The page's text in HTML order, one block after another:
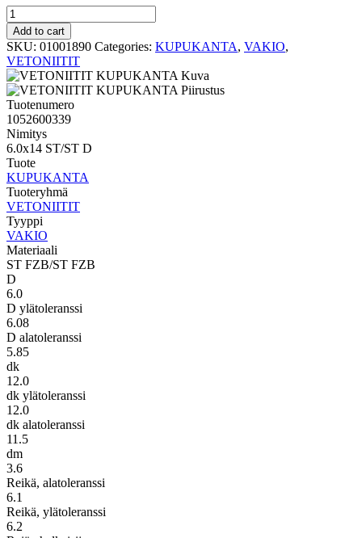
VAKIO
KUPUKANTA
6.0x14
ST/ST
D
quantity
Add to cart
SKU: 01001890 Categories: KUPUKANTA, VAKIO,
VETONIITIT
Tuotenumero
1052600339
Nimitys
6.0x14 ST/ST D
Tuote
KUPUKANTA
Tuoteryhmä
VETONIITIT
Tyyppi
VAKIO
Materiaali
ST FZB/ST FZB
D
6.0
D ylätoleranssi
6.08
D alatoleranssi
5.85
dk
12.0
dk ylätoleranssi
12.0
dk alatoleranssi
11.5
dm
3.6
Reikä, alatoleranssi
6.1
Reikä, ylätoleranssi
6.2